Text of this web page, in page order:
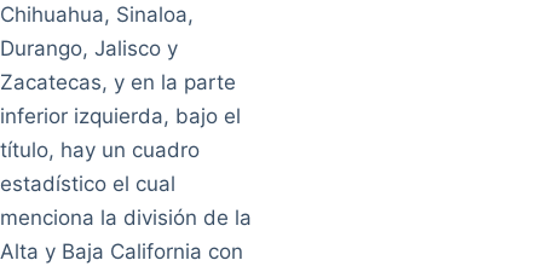
Chihuahua, Sinaloa,
Durango, Jalisco y
Zacatecas, y en la parte
inferior izquierda, bajo el
título, hay un cuadro
estadístico el cual
menciona la división de la
Alta y Baja California con